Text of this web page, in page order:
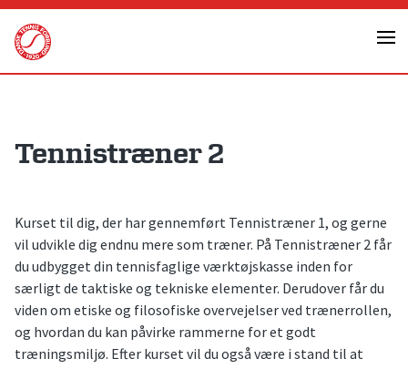
Skip
content
Tennistræner 2
Kurset til dig, der har gennemført Tennistræner 1, og gerne
vil udvikle dig endnu mere som træner. På Tennistræner 2 får
du udbygget din tennisfaglige værktøjskasse inden for
særligt de taktiske og tekniske elementer. Derudover får du
viden om etiske og filosofiske overvejelser ved trænerrollen,
og hvordan du kan påvirke rammerne for et godt
træningsmiljø. Efter kurset vil du også være i stand til at